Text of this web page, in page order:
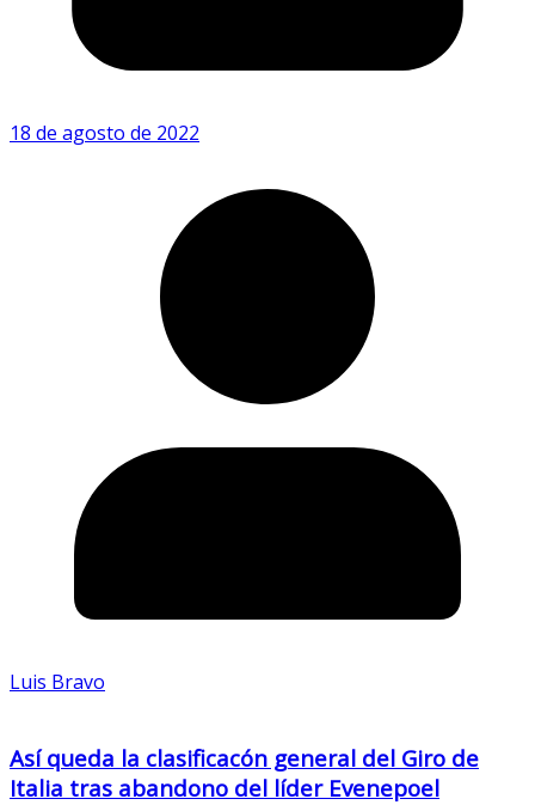
18 de agosto de 2022
Luis Bravo
Así queda la clasificacón general del Giro de
Italia tras abandono del líder Evenepoel